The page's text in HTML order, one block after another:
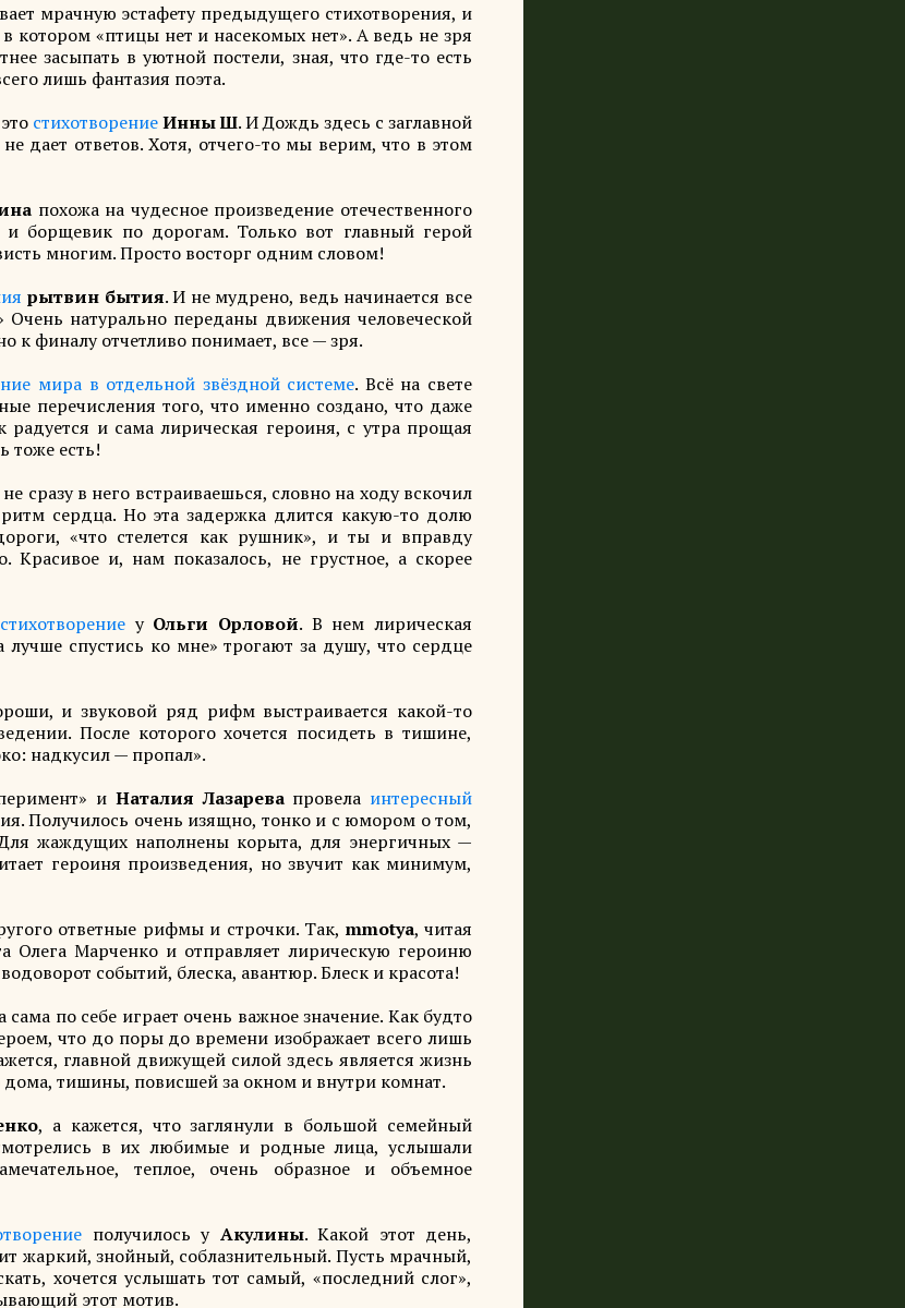
мрачную эстафету предыдущего стихотворения, и
котором «птицы нет и насекомых нет». А ведь не зря
засыпать в уютной постели, зная, что где-то есть
лишь фантазия поэта.
стихотворение Инны Ш. И Дождь здесь с заглавной
дает ответов. Хотя, отчего-то мы верим, что в этом
похожа на чудесное произведение отечественного
борщевик по дорогам. Только вот главный герой
многим. Просто восторг одним словом!
рытвин бытия. И не мудрено, ведь начинается все
натурально переданы движения человеческой
к финалу отчетливо понимает, все — зря.
мира в отдельной звёздной системе. Всё на свете
перечисления того, что именно создано, что даже
и сама лирическая героиня, с утра прощая
тоже есть!
сразу в него встраиваешься, словно на ходу вскочил
сердца. Но эта задержка длится какую-то долю
«что стелется как рушник», и ты и вправду
и, нам показалось, не грустное, а скорее
стихотворениеу Ольги Орловой. В нем лирическая
спустись ко мне» трогают за душу, что сердце
и звуковой ряд рифм выстраивается какой-то
После которого хочется посидеть в тишине,
надкусил — пропал».
и Наталия Лазаревапровела интересный
Получилось очень изящно, тонко и с юмором о том,
жаждущих наполнены корыта, для энергичных —
героиня произведения, но звучит как минимум,
ответные рифмы и строчки. Так, mmotya, читая
Олега Марченко и отправляет лирическую героиню
событий, блеска, авантюр. Блеск и красота!
сама по себе играет очень важное значение. Как будто
что до поры до времени изображает всего лишь
главной движущей силой здесь является жизнь
тишины, повисшей за окном и внутри комнат.
, а кажется, что заглянули в большой семейный
в их любимые и родные лица, услышали
теплое, очень образное и объемное
получилось у Акулины. Какой этот день,
жаркий, знойный, соблазнительный. Пусть мрачный,
хочется услышать тот самый, «последний слог»,
этот мотив.